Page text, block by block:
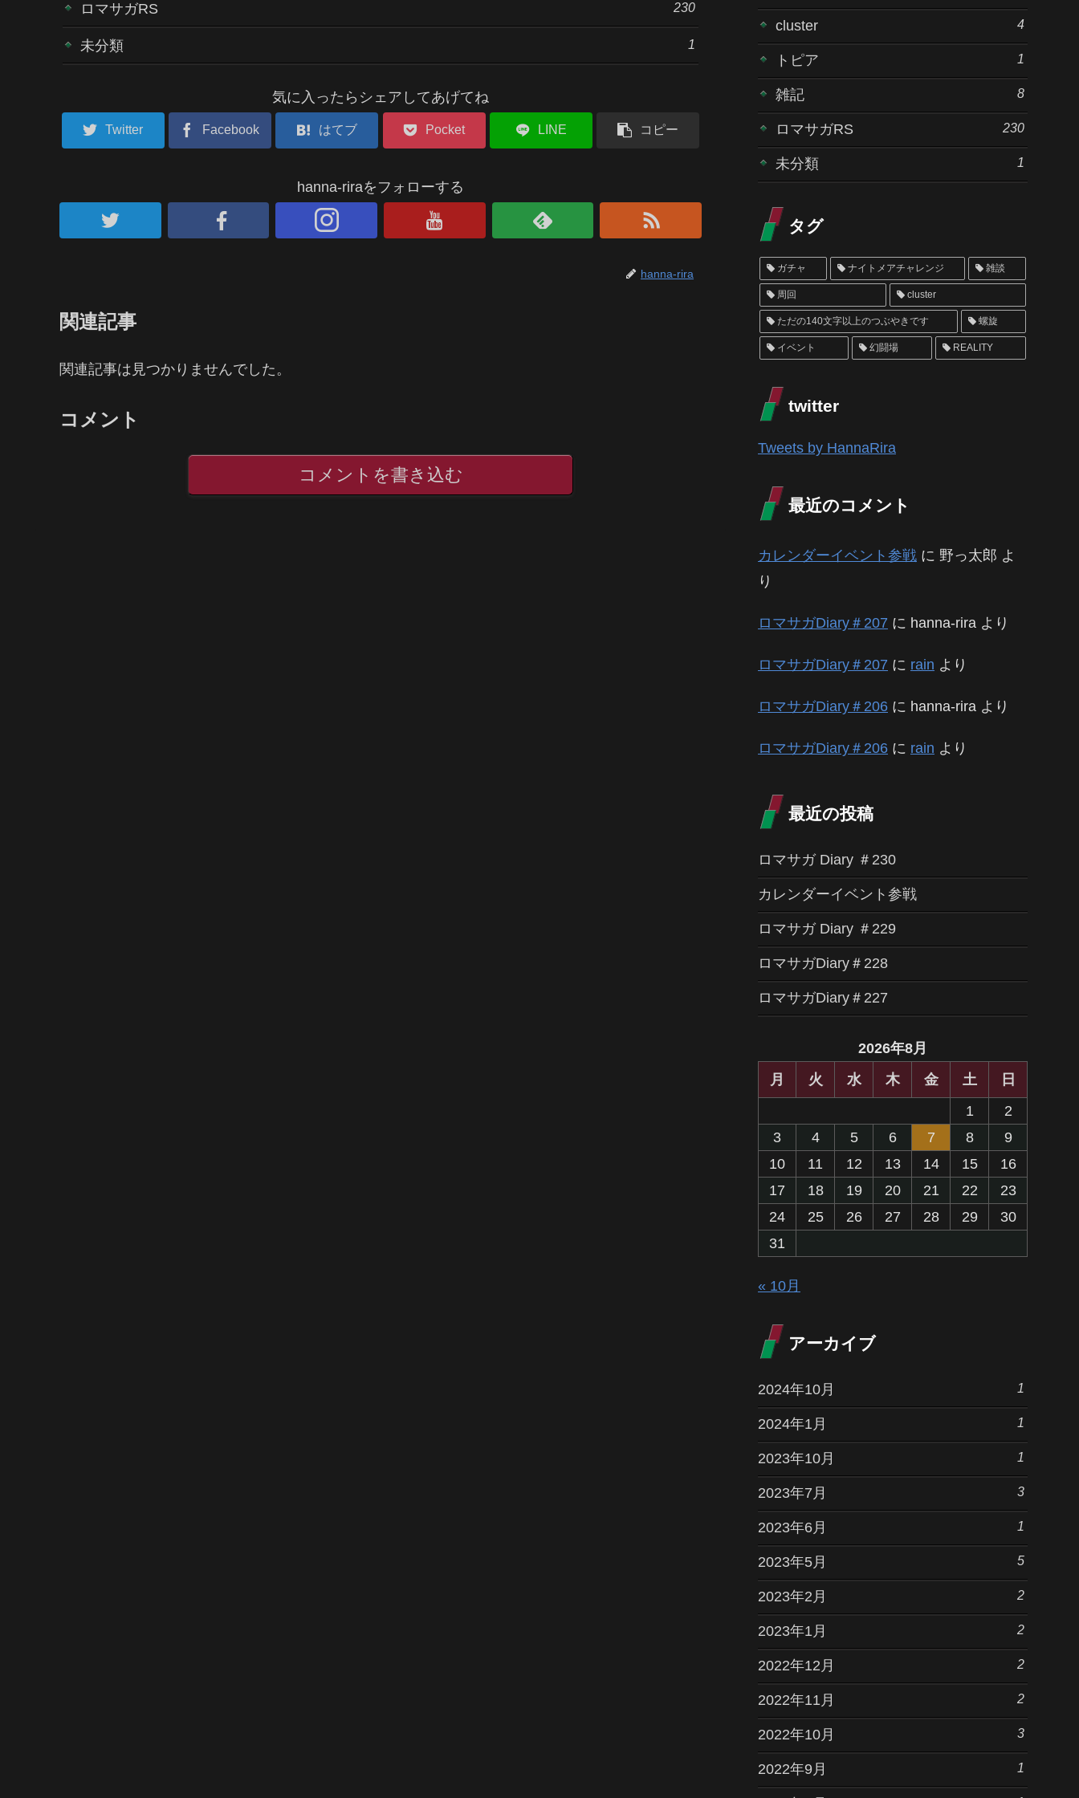
ロマサガRS 230
未分類 1
気に入ったらシェアしてあげてね
Twitter Facebook はてブ Pocket LINE コピー
hanna-riraをフォローする
hanna-rira
関連記事
関連記事は見つかりませんでした。
コメント
コメントを書き込む
cluster 4
トピア 1
雑記 8
ロマサガRS 230
未分類 1
タグ
ガチャ ナイトメアチャレンジ 雑談
周回 cluster
ただの140文字以上のつぶやきです 螺旋
イベント 幻闘場 REALITY
twitter
Tweets by HannaRira
最近のコメント
カレンダーイベント参戦 に 野っ太郎 よ
り
ロマサガDiary＃207 に hanna-rira より
ロマサガDiary＃207 に rain より
ロマサガDiary＃206 に hanna-rira より
ロマサガDiary＃206 に rain より
最近の投稿
ロマサガ Diary ＃230
カレンダーイベント参戦
ロマサガ Diary ＃229
ロマサガDiary＃228
ロマサガDiary＃227
2026年8月
月
火 水 木 金 土
日
1
2
3
4 5 6 7 8
9
10
11 12 13 14 15
16
17
18 19 20 21 22
23
24
25 26 27 28 29
30
31
« 10月
アーカイブ
2024年10月 1
2024年1月 1
2023年10月 1
2023年7月 3
2023年6月 1
2023年5月 5
2023年2月 2
2023年1月 2
2022年12月 2
2022年11月 2
2022年10月 3
2022年9月 1